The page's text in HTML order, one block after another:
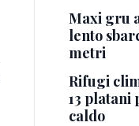
Maxi gru
lento
metri
Rifugi
13
caldo